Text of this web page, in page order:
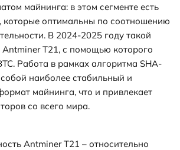
майнинга: в этом сегменте есть
которые оптимальны по соотношению
В 2024-2025 году такой
Antminer T21, с помощью которого
Работа в рамках алгоритма SHA-
наиболее стабильный и
майнинга, что и привлекает
со всего мира.
Antminer T21 – относительно